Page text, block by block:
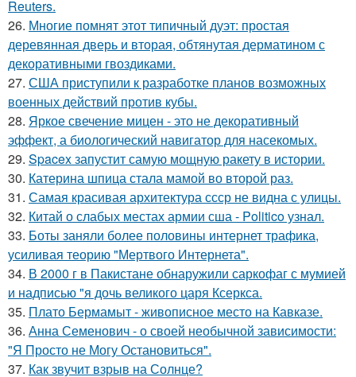
Reuters.
26. Многие помнят этот типичный дуэт: простая
деревянная дверь и вторая, обтянутая дерматином с
декоративными гвоздиками.
27. США приступили к разработке планов возможных
военных действий против кубы.
28. Яркое свечение мицен - это не декоративный
эффект, а биологический навигатор для насекомых.
29. Spacex запустит самую мощную ракету в истории.
30. Катерина шпица стала мамой во второй раз.
31. Самая красивая архитектура ссср не видна с улицы.
32. Китай о слабых местах армии сша - Politico узнал.
33. Боты заняли более половины интернет трафика,
усиливая теорию "Мертвого Интернета".
34. В 2000 г в Пакистане обнаружили саркофаг с мумией
и надписью "я дочь великого царя Ксеркса.
35. Плато Бермамыт - живописное место на Кавказе.
36. Анна Семенович - о своей необычной зависимости:
"Я Просто не Могу Остановиться".
37. Как звучит взрыв на Солнце?